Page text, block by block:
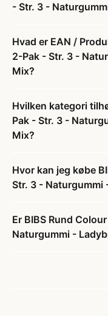
- Str. 3 -
Hvad er EAN /
2-Pak - Str. 3 -
Mix?
Hvilken kategori
Pak - Str. 3 -
Mix?
Hvor kan jeg købe
Str. 3 - Naturgummi
Er BIBS Rund
Naturgummi -